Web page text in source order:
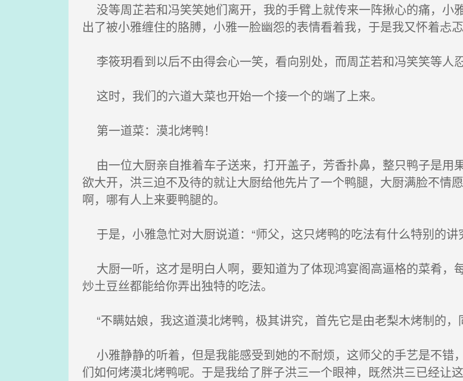
没等周芷若和冯笑笑她们离开，我的手臂上就传来一阵揪心的痛，小
出了被小雅缠住的胳膊，小雅一脸幽怨的表情看着我，于是我又怀着忐
李筱玥看到以后不由得会心一笑，看向别处，而周芷若和冯笑笑等人
这时，我们的六道大菜也开始一个接一个的端了上来。
第一道菜：漠北烤鸭！
由一位大厨亲自推着车子送来，打开盖子，芳香扑鼻，整只鸭子是用
欲大开，洪三迫不及待的就让大厨给他先片了一个鸭腿，大厨满脸不情
啊，哪有人上来要鸭腿的。
于是，小雅急忙对大厨说道：“师父，这只烤鸭的吃法有什么特别的讲
大厨一听，这才是明白人啊，要知道为了体现鸿宴阁高逼格的菜肴，
炒土豆丝都能给你弄出独特的吃法。
“不瞒姑娘，我这道漠北烤鸭，极其讲究，首先它是由老梨木烤制的
小雅静静的听着，但是我能感受到她的不耐烦，这师父的手艺是不错
们如何烤漠北烤鸭呢。于是我给了胖子洪三一个眼神，既然洪三已经让